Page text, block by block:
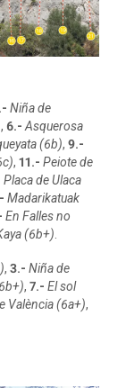
Niña de
, 6.- Asquerosa
(6b), 9.-
, 11.- Peiote de
Placa de Ulaca
Madarikatuak
En Falles no
(6b+)
, 3.- Niña de
, 7.- El sol
València (6a+),